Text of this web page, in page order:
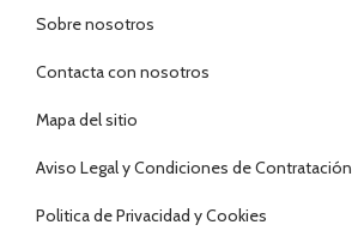
Sobre nosotros
Contacta con nosotros
Mapa del sitio
Aviso Legal y Condiciones de Contratación
Politica de Privacidad y Cookies